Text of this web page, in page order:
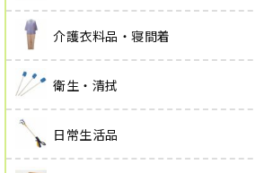
介護衣料品・寝間着
衛生・清拭
日常生活品